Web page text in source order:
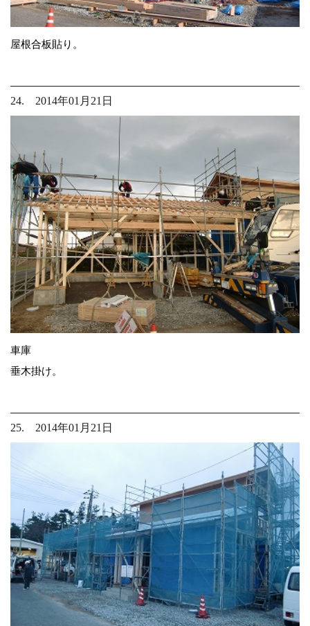
屋根合板貼り。
24. 2014年01月21日
車庫
垂木掛け。
25. 2014年01月21日